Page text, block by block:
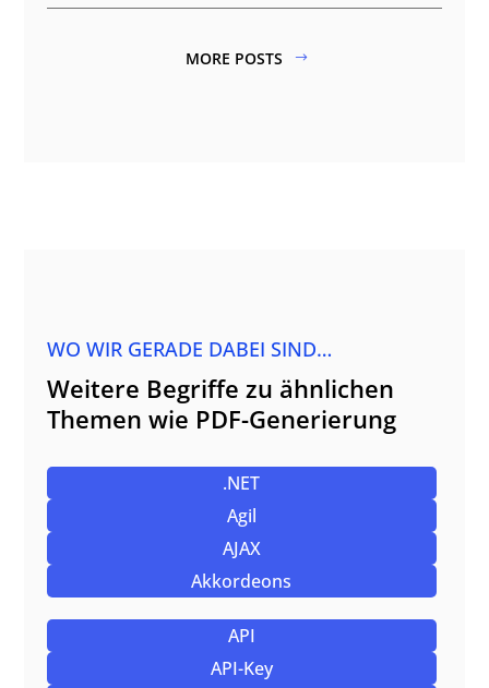
MORE POSTS
WO WIR GERADE DABEI SIND…
Weitere Begriffe zu ähnlichen
Themen wie PDF-Generierung
.NET
Agil
AJAX
Akkordeons
API
API-Key